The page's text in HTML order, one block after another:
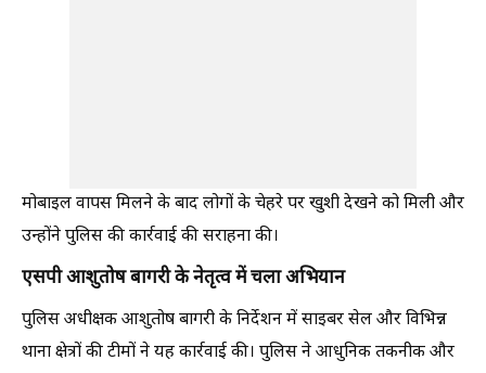
मोबाइल वापस मिलने के बाद लोगों के चेहरे पर खुशी देखने को मिली और
उन्होंने पुलिस की कार्रवाई की सराहना की।
एसपी आशुतोष बागरी के नेतृत्व में चला अभियान
पुलिस अधीक्षक आशुतोष बागरी के निर्देशन में साइबर सेल और विभिन्न
थाना क्षेत्रों की टीमों ने यह कार्रवाई की। पुलिस ने आधुनिक तकनीक और